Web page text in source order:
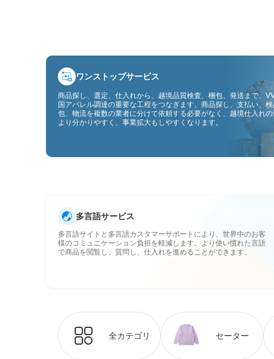
ワンストップサービス
商品探し、選定、仕入れから、越境品質検査、梱包、発送まで、
国アパレル調達の重要な工程をつなぎます。商品探し、支払い、
包、物流を複数の業者に分けて依頼する必要がなく、越境仕入れ
より分かりやすく、事業拡大もしやすくなります。
多言語サービス
多言語サイトと多言語カスタマーサポートにより、世界中のお客
様のコミュニケーション負担を軽減します。より使い慣れた言語
で商品を閲覧し、質問し、仕入れを進めることができます。
全カテゴリ セーター